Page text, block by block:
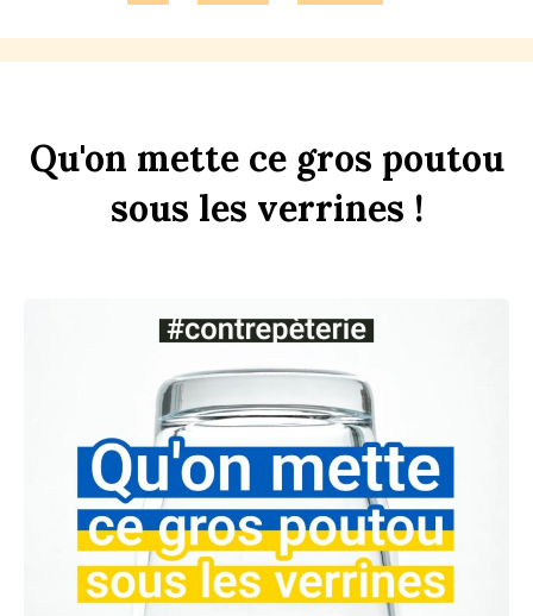
Qu'on mette ce gros poutou
sous les verrines !